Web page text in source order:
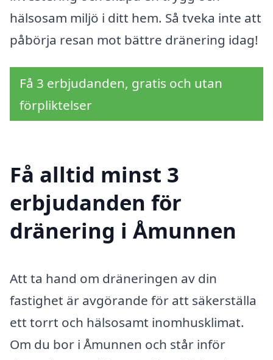
hälsosam miljö i ditt hem. Så tveka inte att
påbörja resan mot bättre dränering idag!
Få 3 erbjudanden, gratis och utan
förpliktelser
Få alltid minst 3
erbjudanden för
dränering i Åmunnen
Att ta hand om dräneringen av din
fastighet är avgörande för att säkerställa
ett torrt och hälsosamt inomhusklimat.
Om du bor i Åmunnen och står inför